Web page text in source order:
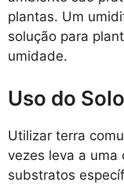
plantas. Um
solução para
umidade.
Uso do
Utilizar terra
vezes leva a uma
substratos